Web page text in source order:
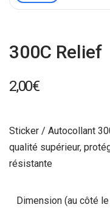
300C Relief
2,00€
Sticker / Autocollant
qualité supérieur,
résistante
Dimension (au côté